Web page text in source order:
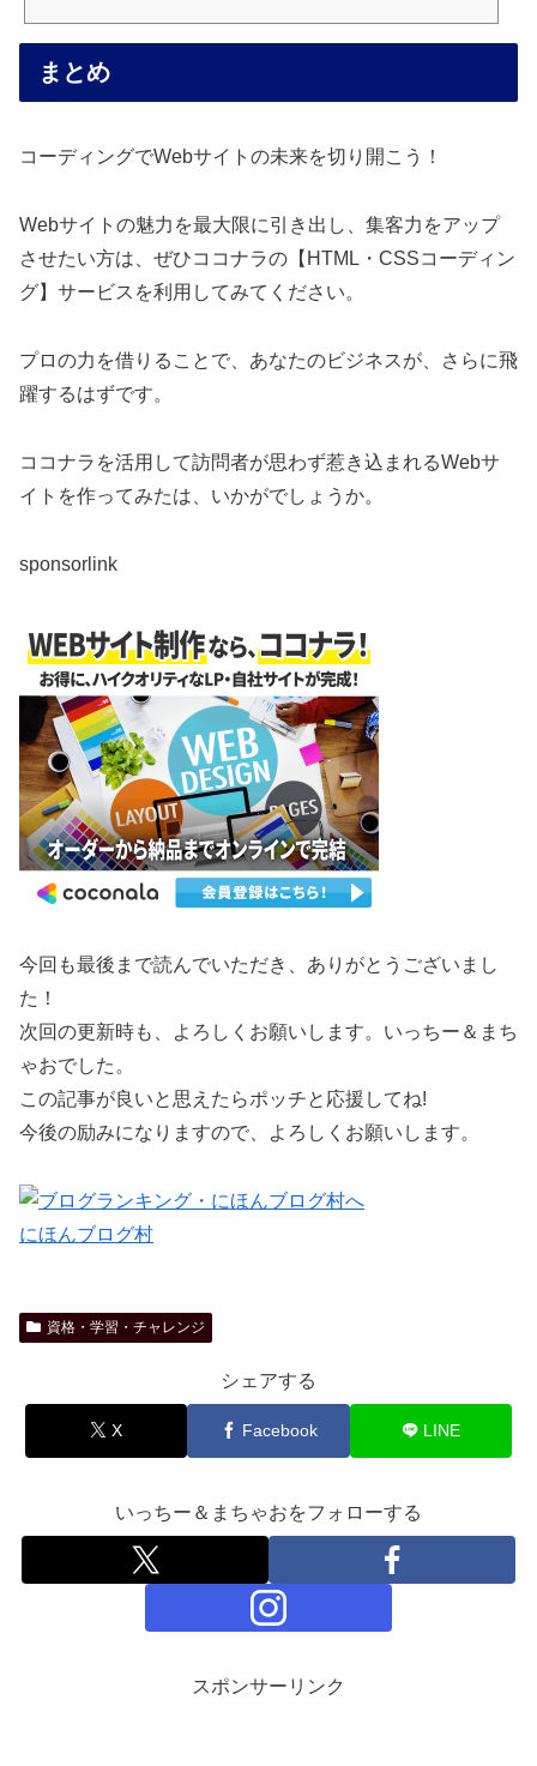
まとめ
コーディングでWebサイトの未来を切り開こう！
Webサイトの魅力を最大限に引き出し、集客力をアップ
させたい方は、ぜひココナラの【HTML・CSSコーディン
グ】サービスを利用してみてください。
プロの力を借りることで、あなたのビジネスが、さらに飛
躍するはずです。
ココナラを活用して訪問者が思わず惹き込まれるWebサ
イトを作ってみたは、いかがでしょうか。
sponsorlink
今回も最後まで読んでいただき、ありがとうございまし
た！
次回の更新時も、よろしくお願いします。いっちー＆まち
ゃおでした。
この記事が良いと思えたらポッチと応援してね!
今後の励みになりますので、よろしくお願いします。
にほんブログ村
資格・学習・チャレンジ
シェアする
X Facebook LINE
いっちー＆まちゃおをフォローする
スポンサーリンク